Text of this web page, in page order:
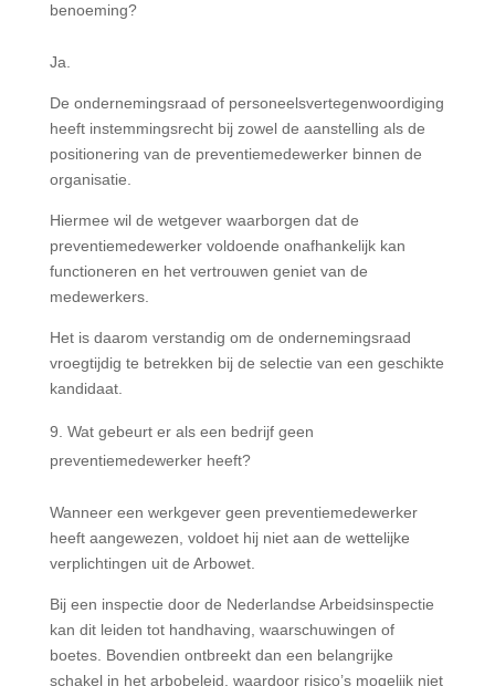
benoeming?
Ja.
De ondernemingsraad of personeelsvertegenwoordiging
heeft instemmingsrecht bij zowel de aanstelling als de
positionering van de preventiemedewerker binnen de
organisatie.
Hiermee wil de wetgever waarborgen dat de
preventiemedewerker voldoende onafhankelijk kan
functioneren en het vertrouwen geniet van de
medewerkers.
Het is daarom verstandig om de ondernemingsraad
vroegtijdig te betrekken bij de selectie van een geschikte
kandidaat.
Wat gebeurt er als een bedrijf geen
preventiemedewerker heeft?
Wanneer een werkgever geen preventiemedewerker
heeft aangewezen, voldoet hij niet aan de wettelijke
verplichtingen uit de Arbowet.
Bij een inspectie door de Nederlandse Arbeidsinspectie
kan dit leiden tot handhaving, waarschuwingen of
boetes. Bovendien ontbreekt dan een belangrijke
schakel in het arbobeleid, waardoor risico’s mogelijk niet